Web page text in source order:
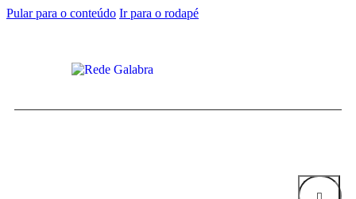
Pular para o conteúdo Ir para o rodapé